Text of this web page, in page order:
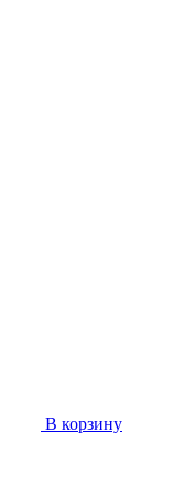
В корзину